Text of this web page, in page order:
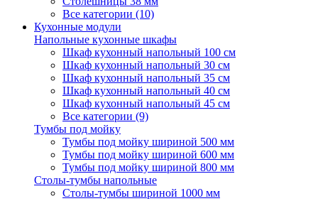
Все категории (10)
Кухонные модули
Напольные кухонные шкафы
Шкаф кухонный напольный 100 см
Шкаф кухонный напольный 30 см
Шкаф кухонный напольный 35 см
Шкаф кухонный напольный 40 см
Шкаф кухонный напольный 45 см
Все категории (9)
Тумбы под мойку
Тумбы под мойку шириной 500 мм
Тумбы под мойку шириной 600 мм
Тумбы под мойку шириной 800 мм
Столы-тумбы напольные
Столы-тумбы шириной 1000 мм